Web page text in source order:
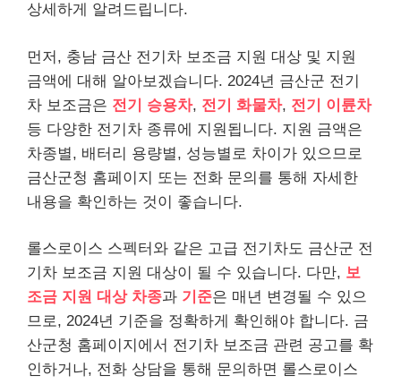
상세하게 알려드립니다.
먼저, 충남 금산 전기차 보조금 지원 대상 및 지원
금액에 대해 알아보겠습니다. 2024년 금산군 전기
차 보조금은 전기 승용차, 전기 화물차, 전기 이륜차
등 다양한 전기차 종류에 지원됩니다. 지원 금액은
차종별, 배터리 용량별, 성능별로 차이가 있으므로
금산군청 홈페이지 또는 전화 문의를 통해 자세한
내용을 확인하는 것이 좋습니다.
롤스로이스 스펙터와 같은 고급 전기차도 금산군 전
기차 보조금 지원 대상이 될 수 있습니다. 다만, 보
조금 지원 대상 차종과 기준은 매년 변경될 수 있으
므로, 2024년 기준을 정확하게 확인해야 합니다. 금
산군청 홈페이지에서 전기차 보조금 관련 공고를 확
인하거나, 전화 상담을 통해 문의하면 롤스로이스